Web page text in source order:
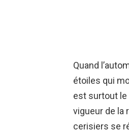
Quand
étoiles qui
est surtout le
vigueur de la
cerisiers se